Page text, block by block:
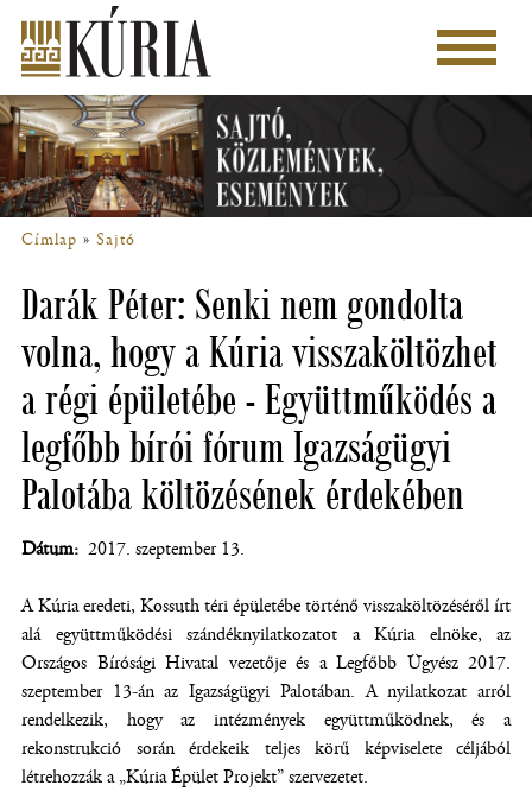
tartalomra
Főmenü
Címlap Sajtó
Darák Péter: Senki nem gondolta
volna, hogy a Kúria visszaköltözhet
a régi épületébe - Együttműködés a
legfőbb bírói fórum Igazságügyi
Palotába költözésének érdekében
Dátum 2017. szeptember 13.
A Kúria eredeti, Kossuth téri épületébe történő visszaköltözéséről írt
alá együttműködési szándéknyilatkozatot a Kúria elnöke, az
Országos Bírósági Hivatal vezetője és a Legfőbb Ügyész 2017.
szeptember 13-án az Igazságügyi Palotában. A nyilatkozat arról
rendelkezik, hogy az intézmények együttműködnek, és a
rekonstrukció során érdekeik teljes körű képviselete céljából
létrehozzák a „Kúria Épület Projekt” szervezetet.